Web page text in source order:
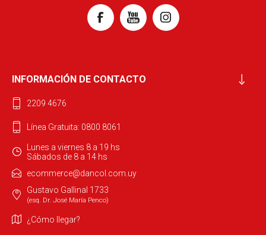
INFORMACIÓN DE CONTACTO
2209 4676
Línea Gratuita: 0800 8061
Lunes a viernes 8 a 19 hs
Sábados de 8 a 14 hs
ecommerce@dancol.com.uy
Gustavo Gallinal 1733
(esq. Dr. José María Penco)
¿Cómo llegar?